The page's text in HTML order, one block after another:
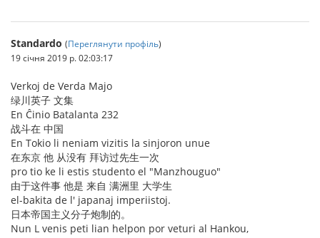
Standardo (Переглянути профіль)
19 січня 2019 р. 02:03:17
Verkoj de Verda Majo
绿川英子 文集
En Ĉinio Batalanta 232
战斗在 中国
En Tokio li neniam vizitis la sinjoron unue
在东京 他 从没有 拜访过先生一次
pro tio ke li estis studento el "Manzhouguo"
由于这件事 他是 来自 满洲里 大学生
el-bakita de l' japanaj imperiistoj.
日本帝国主义分子炮制的。
Nun L venis peti lian helpon por veturi al Hankou,